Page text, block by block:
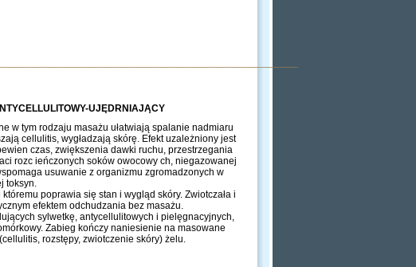
UJĘDRNIAJĄCY
w tym rodzaju masażu ułatwiają spalanie nadmiaru
cellulitis, wygładzają skórę. Efekt uzależniony jest
czas, zwiększenia dawki ruchu, przestrzegania
rozc ieńczonych soków owocowy ch, niegazowanej
usuwanie z organizmu zgromadzonych w
toksyn.
poprawia się stan i wygląd skóry. Zwiotczała i
efektem odchudzania bez masażu.
sylwetkę, antycellulitowych i pielęgnacyjnych,
Zabieg kończy naniesienie na masowane
rozstępy, zwiotczenie skóry) żelu.